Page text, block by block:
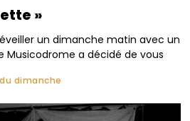
»
un dimanche matin avec un
Musicodrome a décidé de vous
dimanche